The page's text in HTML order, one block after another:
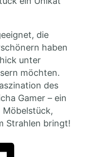
die
haben
unter
möchten.
des
Gamer – ein
Strahlen bringt!